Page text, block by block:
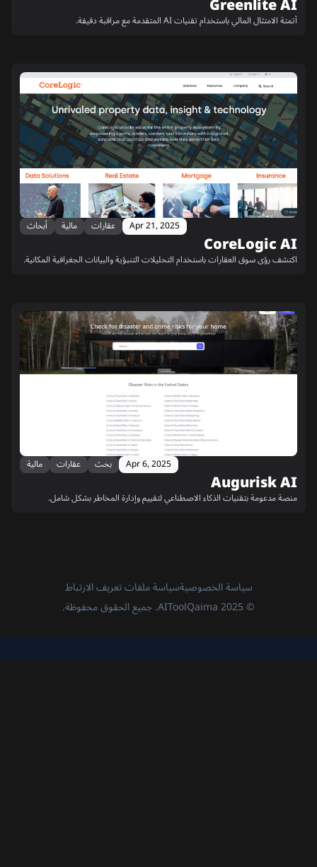
أتمتة الامتثال المالي باستخدام تقنيات AI المتقدمة مع مراقبة دقيقة.
Apr 21, 2025 عقارات مالية أبحاث
CoreLogic AI
اكتشف رؤى سوق العقارات باستخدام التحليلات التنبؤية والبيانات الجغرافية المكانية.
Apr 6, 2025 بحث عقارات مالية
Augurisk AI
منصة مدعومة بتقنيات الذكاء الاصطناعي لتقييم وإدارة المخاطر بشكل شامل.
سياسة الخصوصيةسياسة ملفات تعريف الارتباط
© 2025 AIToolQaima. جميع الحقوق محفوظة.